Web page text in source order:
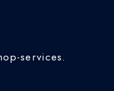
services.